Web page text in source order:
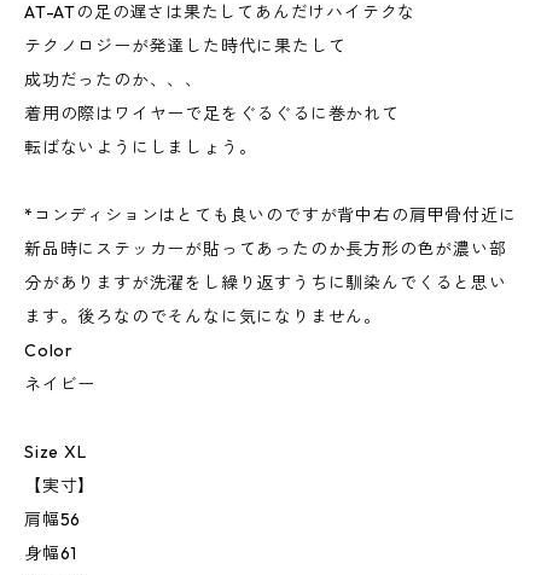
AT-ATの足の遅さは果たしてあんだけハイテクな
テクノロジーが発達した時代に果たして
成功だったのか、、、
着用の際はワイヤーで足をぐるぐるに巻かれて
転ばないようにしましょう。
*コンディションはとても良いのですが背中右の肩甲骨付近に
新品時にステッカーが貼ってあったのか長方形の色が濃い部
分がありますが洗濯をし繰り返すうちに馴染んでくると思い
ます。後ろなのでそんなに気になりません。
Color
ネイビー
Size XL
【実寸】
肩幅56
身幅61